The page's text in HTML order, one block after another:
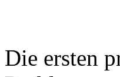
Die ersten